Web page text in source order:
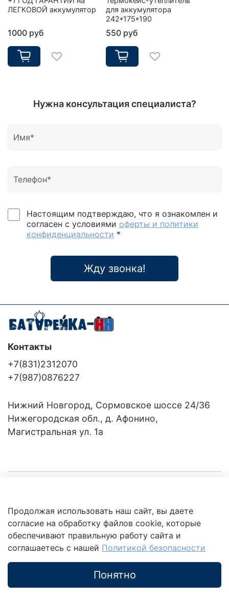
ЛЕГКОВОЙ аккумулятор
1000 руб
для аккумулятора
242*175*190
550 руб
Нужна консультация специалиста?
Настоящим подтверждаю, что я ознакомлен и
согласен с условиями оферты и политики
конфиденциальности *
Жду звонка!
Клиентам
Это интересно
Контакты
+7(831)2312070
+7(987)0876227
Нижний Новгород, Сормовское шоссе 24/36
Нижегородская обл., д. Афонино,
Магистральная ул. 1а
Продолжая использовать наш сайт, вы даете
согласие на обработку файлов cookie, которые
обеспечивают правильную работу сайта и
соглашаетесь с нашей Политикой безопасности
Понятно
обработки